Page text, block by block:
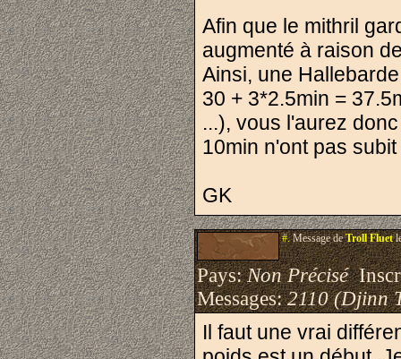
Afin que le mithril
augmenté à raison
Ainsi, une
30 + 3*2.5min =
...), vous l'aurez
10min n'ont pas
GK
#.Message deTroll Fluet
Pays:Non Précisé
Messages:2110 (Djinn
Il faut une vrai